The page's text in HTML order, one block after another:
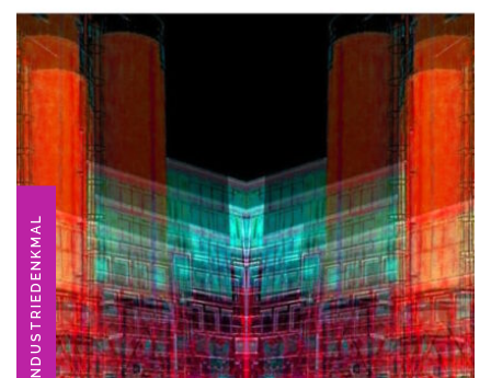
INDUSTRIEDENKMAL